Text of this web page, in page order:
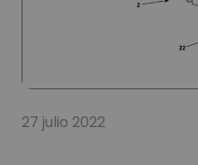
27 julio 2022